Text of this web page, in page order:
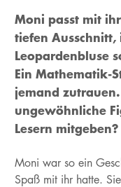
Moni passt mit
tiefen Ausschnitt,
Leopardenbluse
Ein Mathematik-
jemand zutrauen.
ungewöhnliche
Lesern mitgeben?
Moni war so ein
Spaß mit ihr hatte.